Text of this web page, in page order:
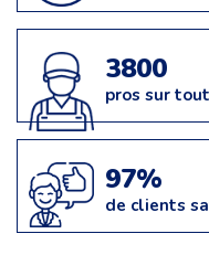
3800
pros sur
97%
de clients